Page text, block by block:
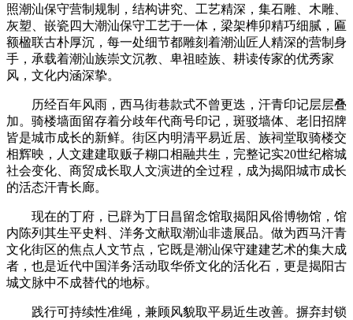
照潮汕保守营制规制，结构讲究、工艺精深，集石雕、木雕、
灰塑、嵌瓷四大潮汕保守工艺于一体，梁架榫卯精巧细腻，匾
额楹联古朴厚沉，每一处细节都雕刻着潮汕匠人精深的营制身
手，承载着潮汕族崇文沉教、卑祖睦族、耕读传家的优秀家
风，文化内涵深挚。
历经百年风雨，西马街巷款式不曾更迭，汗青印记层层叠
加。骑楼墙面留存着分歧年代商号印记，斑驳墙体、老旧招牌
皆是城市成长的新鲜。街区内明清平易近居、族祠堂取骑楼交
相辉映，人文建建取贩子糊口相融共生，完整记实20世纪榕城
社会变化、商贸成长取人文演进的全过程，成为揭阳城市成长
的活态汗青长廊。
现在的丁府，已辟为丁日昌留念馆取揭阳风俗博物馆，馆
内陈列其生平史料、洋务文献取潮汕非遗展品。做为西马汗青
文化街区的焦点人文节点，它既是潮汕保守建建艺术的集大成
者，也是近代中国洋务活动取华侨文化的活化石，更是揭阳古
城文脉中不成替代的地标。
践行可持续性准绳，兼顾风貌取平易近生改善。摒弃封锁